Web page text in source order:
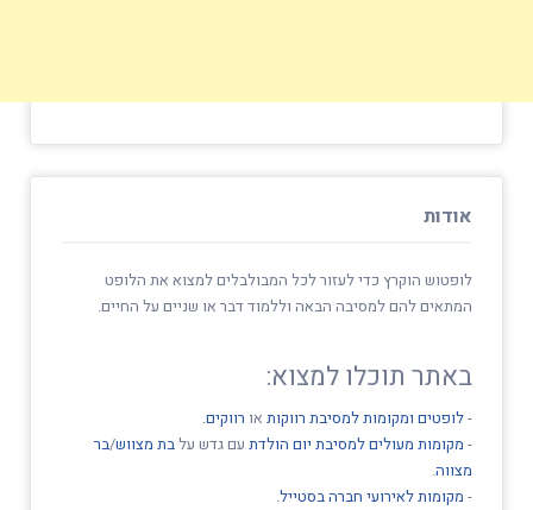
אודות
לופטוש הוקרץ כדי לעזור לכל המבולבלים למצוא את הלופט
המתאים להם למסיבה הבאה וללמוד דבר או שניים על החיים.
באתר תוכלו למצוא:
-לופטים ומקומות למסיבת רווקות או רווקים.
- מקומות מעולים למסיבת יום הולדת עם גדש עלבת מצווש/בר
מצווה.
- מקומות לאירועי חברה בסטייל.